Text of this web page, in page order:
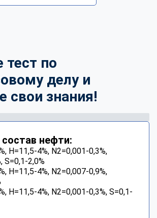
тест по
делу и
свои знания!
состав нефти:
Н=11,5-4%, N2=0,001-0,3%,
S=0,1-2,0%
Н=11,5-4%, N2=0,007-0,9%,
Н=11,5-4%, N2=0,001-0,3%, S=0,1-